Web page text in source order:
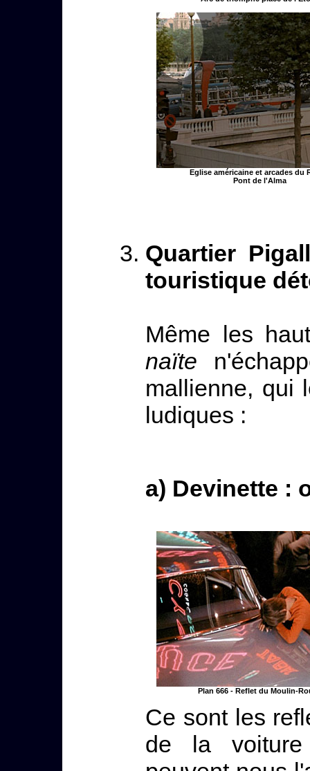
Eglise américaine et arcades du
Pont de l'Alma
Quartier
touristique
Même les
naïte
mallienne, qui
ludiques :
a) Devinette :
Plan 666 - Reflet du Moulin-
Ce sont les
de la